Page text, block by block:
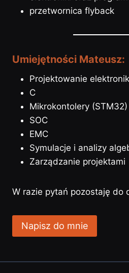
przetwornica flyback
Umiejętności Mateusz:
Projektowanie
C
Mikrokontolery (STM32)
SOC
EMC
Symulacje i analizy
Zarządzanie projektami
W razie pytań pozostaję do
Napisz do mnie